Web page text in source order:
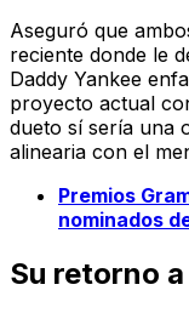
Aseguró que
reciente donde le
Daddy Yankee
proyecto actual
dueto sí sería una
alinearia con el
Premios
nominados
Su retorno